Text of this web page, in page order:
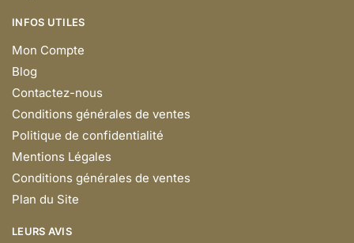
INFOS UTILES
Mon Compte
Blog
Contactez-nous
Conditions générales de ventes
Politique de confidentialité
Mentions Légales
Conditions générales de ventes
Plan du Site
LEURS AVIS